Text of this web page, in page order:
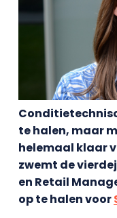
te halen, maar
helemaal klaar
zwemt de
en Retail
op te halen voor